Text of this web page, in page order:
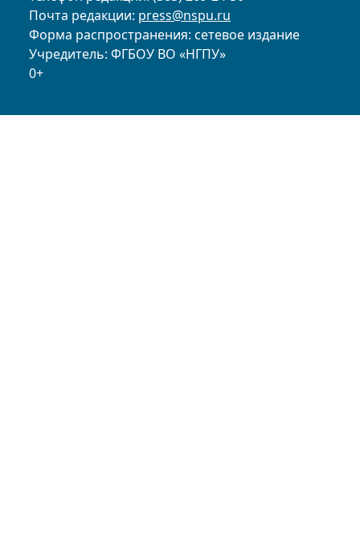
Почта редакции: press@nspu.ru
Форма распространения: сетевое издание
Учредитель: ФГБОУ ВО «НГПУ»
0+